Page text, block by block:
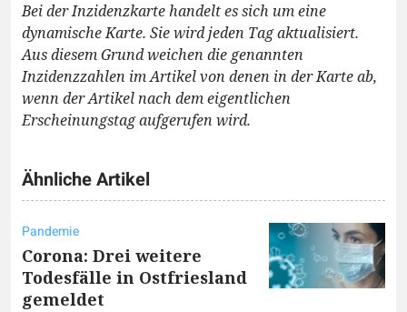
Bei der Inzidenzkarte handelt es sich um eine
dynamische Karte. Sie wird jeden Tag aktualisiert.
Aus diesem Grund weichen die genannten
Inzidenzzahlen im Artikel von denen in der Karte ab,
wenn der Artikel nach dem eigentlichen
Erscheinungstag aufgerufen wird.
Ähnliche Artikel
Pandemie
Corona: Drei weitere
Todesfälle in Ostfriesland
gemeldet